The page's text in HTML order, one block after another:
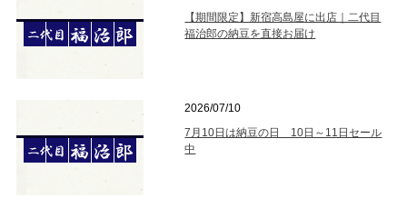
【期間限定】新宿高島屋に出店｜二代目
福治郎の納豆を直接お届け
2026/07/10
7月10日は納豆の日 10日～11日セール
中